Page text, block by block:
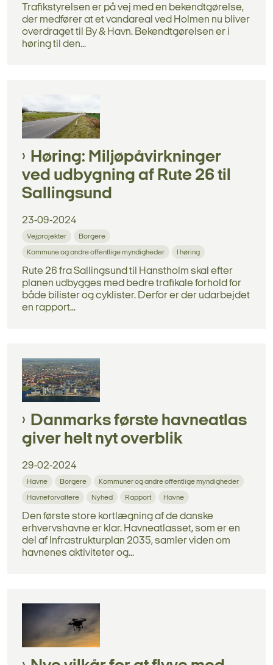
Trafikstyrelsen er på vej med en bekendtgørelse,
der medfører at et vandareal ved Holmen nu bliver
overdraget til By & Havn. Bekendtgørelsen er i
høring til den...
Høring: Miljøpåvirkninger
ved udbygning af Rute 26 til
Sallingsund
23-09-2024
Vejprojekter Borgere
Kommune og andre offentlige myndigheder I høring
Rute 26 fra Sallingsund til Hanstholm skal efter
planen udbygges med bedre trafikale forhold for
både bilister og cyklister. Derfor er der udarbejdet
en rapport...
Danmarks første havneatlas
giver helt nyt overblik
29-02-2024
Havne Borgere Kommuner og andre offentlige myndigheder
Havneforvaltere Nyhed Rapport Havne
Den første store kortlægning af de danske
erhvervshavne er klar. Havneatlasset, som er en
del af Infrastrukturplan 2035, samler viden om
havnenes aktiviteter og...